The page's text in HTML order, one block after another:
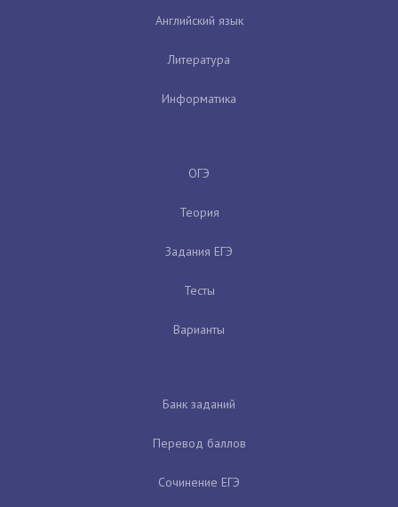
Английский язык
Литература
Информатика
ОГЭ
Теория
Задания ЕГЭ
Тесты
Варианты
Банк заданий
Перевод баллов
Сочинение ЕГЭ